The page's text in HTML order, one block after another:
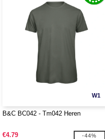
W1
B&C BC042 - Tm042 Heren
€4.79 -44%